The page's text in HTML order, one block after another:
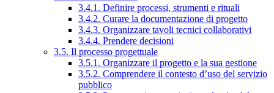
3.4.1. Definire processi, strumenti e rituali
3.4.2. Curare la documentazione di progetto
3.4.3. Organizzare tavoli tecnici collaborativi
3.4.4. Prendere decisioni
3.5. Il processo progettuale
3.5.1. Organizzare il progetto e la sua gestione
3.5.2. Comprendere il contesto d’uso del servizio
pubblico